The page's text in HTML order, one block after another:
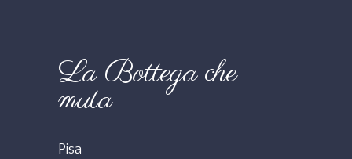
La Bottega che
muta
Pisa